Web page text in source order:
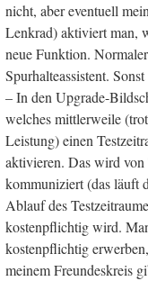
nicht, aber eventuell
Lenkrad) aktiviert man,
neue Funktion.
Spurhalteassistent.
– In den Upgrade-
welches mittlerweile
Leistung) einen
aktivieren. Das wird
kommuniziert (das läuft
Ablauf des
kostenpflichtig wird.
kostenpflichtig
meinem Freundeskreis